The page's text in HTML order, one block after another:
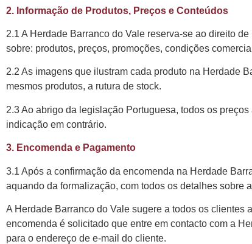
2. Informação de Produtos, Preços e Conteúdos
2.1 A Herdade Barranco do Vale reserva-se ao direito
sobre: produtos, preços, promoções, condições
2.2 As imagens que ilustram cada produto na Herdade
mesmos produtos, a rutura de stock.
2.3 Ao abrigo da legislação Portuguesa, todos os
indicação em contrário.
3. Encomenda e Pagamento
3.1 Após a confirmação da encomenda na Herdade
aquando da formalização, com todos os detalhes sobre
A Herdade Barranco do Vale sugere a todos os
encomenda é solicitado que entre em contacto com a
para o endereço de e-mail do cliente.